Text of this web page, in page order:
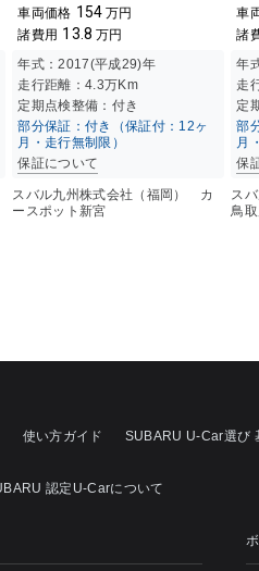
車両価格 154 万円
諸費用 13.8 万円
年式：2017(平成29)年
走行距離： 4.3万Km
定期点検整備：付き
部分保証：付き（保証付：12ヶ
月・走行無制限）
保証について
スバル九州株式会社（福岡） カ
ースポット新宮
車
諸
年
走
定
部
月
保
ス
鳥
使い方ガイド SUBARU U-Car選び
認定U-Carについて